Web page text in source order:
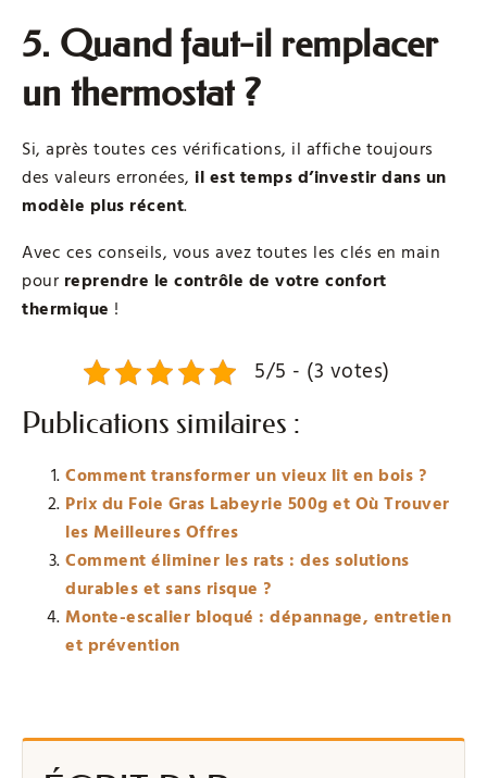
5. Quand faut-il remplacer
un thermostat ?
Si, après toutes ces vérifications, il affiche toujours
des valeurs erronées, il est temps d’investir dans un
modèle plus récent.
Avec ces conseils, vous avez toutes les clés en main
pour reprendre le contrôle de votre confort
thermique !
5/5 - (3 votes)
Publications similaires :
Comment transformer un vieux lit en bois ?
Prix du Foie Gras Labeyrie 500g et Où Trouver
les Meilleures Offres
Comment éliminer les rats : des solutions
durables et sans risque ?
Monte-escalier bloqué : dépannage, entretien
et prévention